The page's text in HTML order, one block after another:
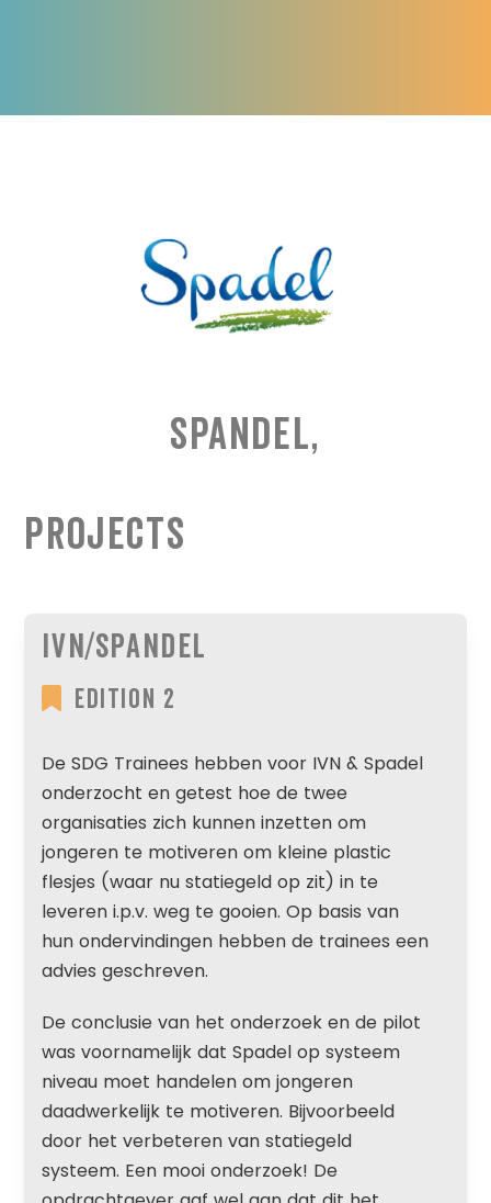
Spandel,
Projects
IVN/Spandel
Edition 2
De SDG Trainees hebben voor IVN & Spadel
onderzocht en getest hoe de twee
organisaties zich kunnen inzetten om
jongeren te motiveren om kleine plastic
flesjes (waar nu statiegeld op zit) in te
leveren i.p.v. weg te gooien. Op basis van
hun ondervindingen hebben de trainees een
advies geschreven.
De conclusie van het onderzoek en de pilot
was voornamelijk dat Spadel op systeem
niveau moet handelen om jongeren
daadwerkelijk te motiveren. Bijvoorbeeld
door het verbeteren van statiegeld
systeem. Een mooi onderzoek! De